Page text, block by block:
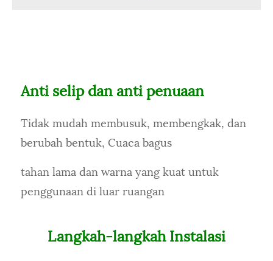
Anti selip dan anti penuaan
Tidak mudah membusuk, membengkak, dan
berubah bentuk, Cuaca bagus
tahan lama dan warna yang kuat untuk
penggunaan di luar ruangan
Langkah-langkah Instalasi